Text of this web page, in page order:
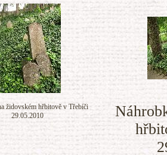
židovském hřbitově v Třebíči
29.05.2010